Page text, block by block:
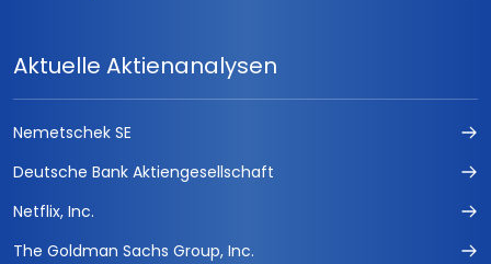
Aktuelle Aktienanalysen
Nemetschek SE
Deutsche Bank Aktiengesellschaft
Netflix, Inc.
The Goldman Sachs Group, Inc.